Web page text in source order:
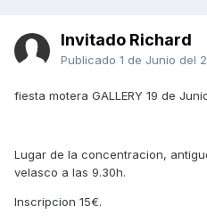
Invitado Richard
Publicado 1 de Junio del
fiesta motera GALLERY 19 de
Lugar de la concentracion,
velasco a las 9.30h.
Inscripcion 15€.